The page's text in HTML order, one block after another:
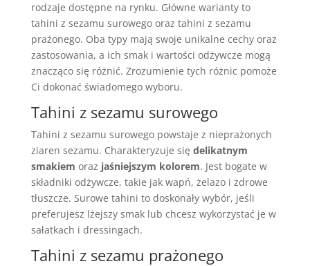
rodzaje dostępne na rynku. Główne warianty to
tahini z sezamu surowego oraz tahini z sezamu
prażonego. Oba typy mają swoje unikalne cechy oraz
zastosowania, a ich smak i wartości odżywcze mogą
znacząco się różnić. Zrozumienie tych różnic pomoże
Ci dokonać świadomego wyboru.
Tahini z sezamu surowego
Tahini z sezamu surowego powstaje z nieprażonych
ziaren sezamu. Charakteryzuje się delikatnym
smakiem oraz jaśniejszym kolorem. Jest bogate w
składniki odżywcze, takie jak wapń, żelazo i zdrowe
tłuszcze. Surowe tahini to doskonały wybór, jeśli
preferujesz lżejszy smak lub chcesz wykorzystać je w
sałatkach i dressingach.
Tahini z sezamu prażonego